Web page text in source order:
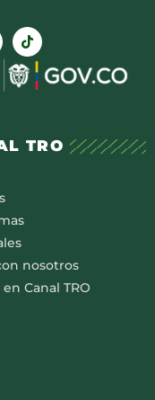
TRO
nosotros
en Canal TRO